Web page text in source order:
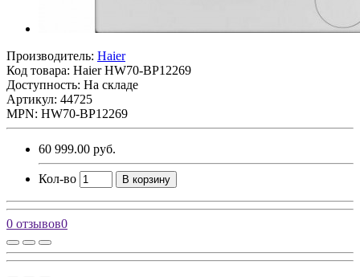
Производитель: Haier
Код товара: Haier HW70-BP12269
Доступность: На складе
Артикул: 44725
MPN: HW70-BP12269
60 999.00 руб.
Кол-во В корзину
0 отзывов0